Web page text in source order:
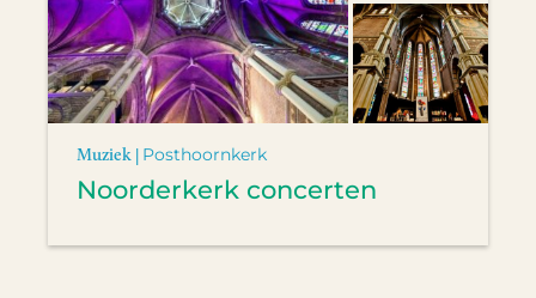
Muziek | Posthoornkerk
Noorderkerk concerten